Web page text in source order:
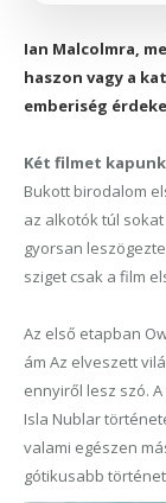
Ian Malcolmra,
haszon vagy a
emberiség
Két filmet
Bukott birodalom
az alkotók túl
gyorsan
sziget csak a film
Az első etapban
ám Az elveszett
ennyiről lesz szó.
Isla Nublar
valami egészen
gótikusabb